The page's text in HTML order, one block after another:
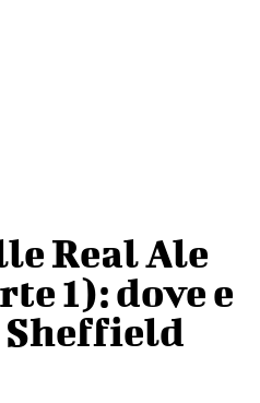
Real Ale
1): dove e
Sheffield